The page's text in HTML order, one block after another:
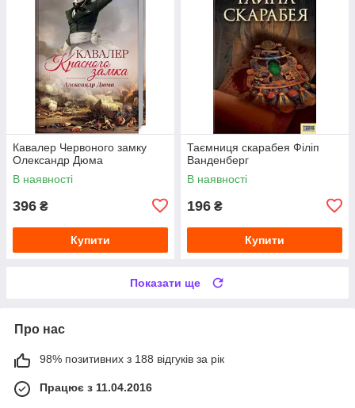
Кавалер Червоного замку
Олександр Дюма
В наявності
396 ₴
Купити
Таємниця скарабея Філіп
Ванденберг
В наявності
196 ₴
Купити
Показати ще
Про нас
98% позитивних з 188 відгуків за рік
Працює з 11.04.2016